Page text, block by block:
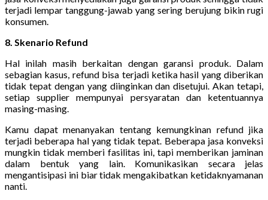
terjadi lempar tanggung-jawab yang sering berujung bikin rugi
konsumen.
8. Skenario Refund
Hal inilah masih berkaitan dengan garansi produk. Dalam
sebagian kasus, refund bisa terjadi ketika hasil yang diberikan
tidak tepat dengan yang diinginkan dan disetujui. Akan tetapi,
setiap supplier mempunyai persyaratan dan ketentuannya
masing-masing.
Kamu dapat menanyakan tentang kemungkinan refund jika
terjadi beberapa hal yang tidak tepat. Beberapa jasa konveksi
mungkin tidak memberi fasilitas ini, tapi memberikan jaminan
dalam bentuk yang lain. Komunikasikan secara jelas
mengantisipasi ini biar tidak mengakibatkan ketidaknyamanan
nanti.